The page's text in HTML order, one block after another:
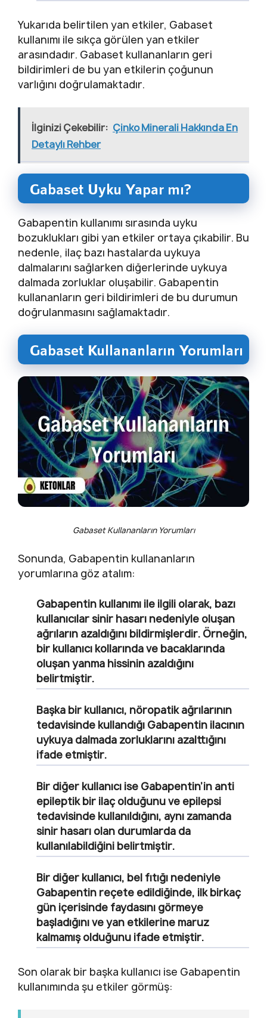
Yukarıda belirtilen yan etkiler, Gabaset
kullanımı ile sıkça görülen yan etkiler
arasındadır. Gabaset kullananların geri
bildirimleri de bu yan etkilerin çoğunun
varlığını doğrulamaktadır.
İlginizi Çekebilir: Çinko Minerali Hakkında En
Detaylı Rehber
Gabaset Uyku Yapar mı?
Gabapentin kullanımı sırasında uyku
bozuklukları gibi yan etkiler ortaya çıkabilir. Bu
nedenle, ilaç bazı hastalarda uykuya
dalmalarını sağlarken diğerlerinde uykuya
dalmada zorluklar oluşabilir. Gabapentin
kullananların geri bildirimleri de bu durumun
doğrulanmasını sağlamaktadır.
Gabaset Kullananların Yorumları
Gabaset Kullananların Yorumları
Sonunda, Gabapentin kullananların
yorumlarına göz atalım:
Gabapentin kullanımı ile ilgili olarak, bazı
kullanıcılar sinir hasarı nedeniyle oluşan
ağrıların azaldığını bildirmişlerdir. Örneğin,
bir kullanıcı kollarında ve bacaklarında
oluşan yanma hissinin azaldığını
belirtmiştir.
Başka bir kullanıcı, nöropatik ağrılarının
tedavisinde kullandığı Gabapentin ilacının
uykuya dalmada zorluklarını azalttığını
ifade etmiştir.
Bir diğer kullanıcı ise Gabapentin’in anti
epileptik bir ilaç olduğunu ve epilepsi
tedavisinde kullanıldığını, aynı zamanda
sinir hasarı olan durumlarda da
kullanılabildiğini belirtmiştir.
Bir diğer kullanıcı, bel fıtığı nedeniyle
Gabapentin reçete edildiğinde, ilk birkaç
gün içerisinde faydasını görmeye
başladığını ve yan etkilerine maruz
kalmamış olduğunu ifade etmiştir.
Son olarak bir başka kullanıcı ise Gabapentin
kullanımında şu etkiler görmüş: